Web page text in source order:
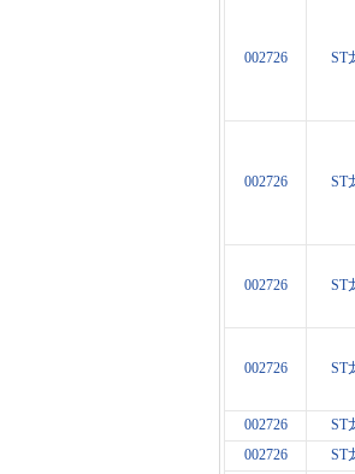
002726 ST
002726 ST
002726 ST
002726 ST
002726 ST
002726
ST